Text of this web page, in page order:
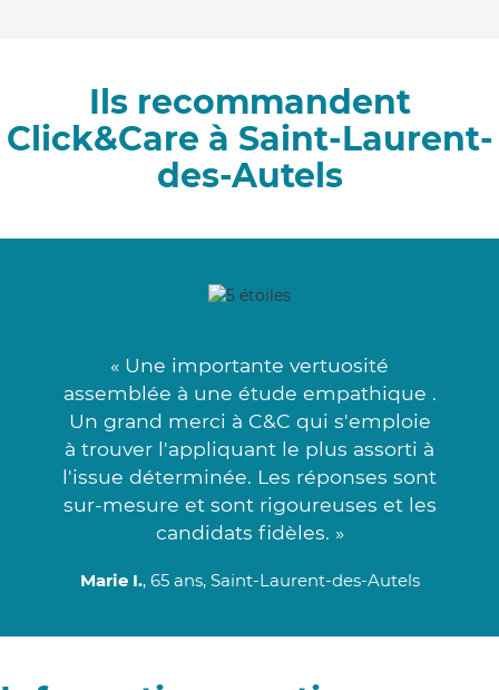
Ils recommandent
Click&Care à Saint-Laurent-
des-Autels
« Une importante vertuosité
assemblée à une étude empathique .
Un grand merci à C&C qui s'emploie
à trouver l'appliquant le plus assorti à
l'issue déterminée. Les réponses sont
sur-mesure et sont rigoureuses et les
candidats fidèles. »
Marie I., 65 ans, Saint-Laurent-des-Autels